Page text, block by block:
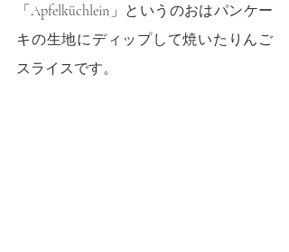
「Apfelküchlein」というのおはパンケー
キの生地にディップして焼いたりんご
スライスです。